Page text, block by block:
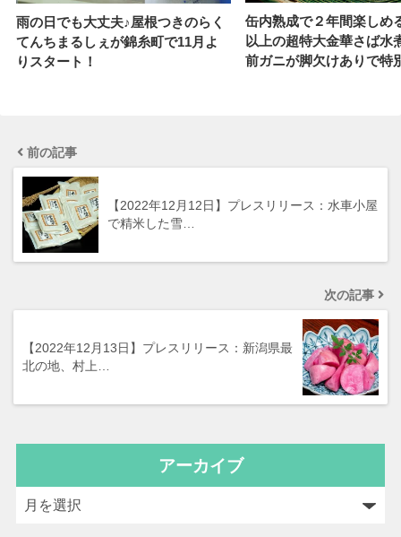
雨の日でも大丈夫♪屋根つきのらく
てんちまるしぇが錦糸町で11月よ
りスタート！
缶内熟成で２年間楽しめ
以上の超特大金華さば水
前ガニが脚欠けありで特
前の記事
【2022年12月12日】プレスリリース：水車小屋
で精米した雪…
次の記事
【2022年12月13日】プレスリリース：新潟県最
北の地、村上…
アーカイブ